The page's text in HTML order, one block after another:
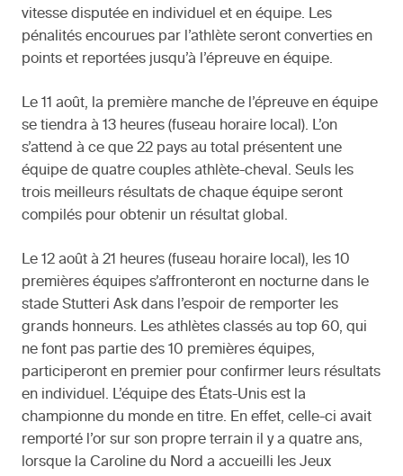
vitesse disputée en individuel et en équipe. Les
pénalités encourues par l’athlète seront converties en
points et reportées jusqu’à l’épreuve en équipe.
Le 11 août, la première manche de l’épreuve en équipe
se tiendra à 13 heures (fuseau horaire local). L’on
s’attend à ce que 22 pays au total présentent une
équipe de quatre couples athlète-cheval. Seuls les
trois meilleurs résultats de chaque équipe seront
compilés pour obtenir un résultat global.
Le 12 août à 21 heures (fuseau horaire local), les 10
premières équipes s’affronteront en nocturne dans le
stade Stutteri Ask dans l’espoir de remporter les
grands honneurs. Les athlètes classés au top 60, qui
ne font pas partie des 10 premières équipes,
participeront en premier pour confirmer leurs résultats
en individuel. L’équipe des États-Unis est la
championne du monde en titre. En effet, celle-ci avait
remporté l’or sur son propre terrain il y a quatre ans,
lorsque la Caroline du Nord a accueilli les Jeux